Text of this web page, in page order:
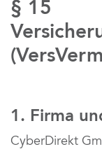
§ 15
1. Firma
CyberDirekt